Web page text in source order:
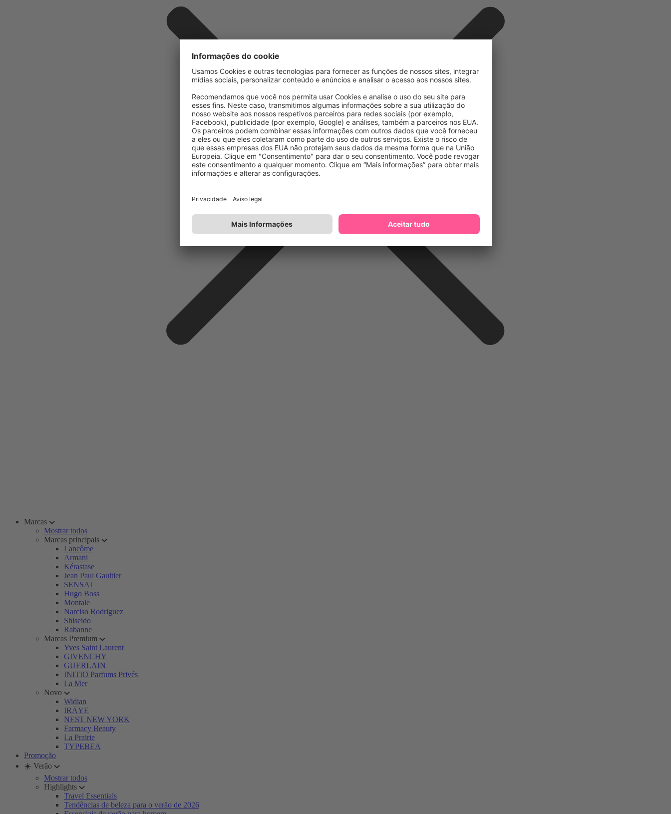
Marcas
Mostrar todos
Marcas principais
Lancôme
Armani
Kérastase
Jean Paul Gaultier
SENSAI
Hugo Boss
Montale
Narciso Rodriguez
Shiseido
Rabanne
Marcas Premium
Yves Saint Laurent
GIVENCHY
GUERLAIN
INITIO Parfums Privés
La Mer
Novo
Widian
IRÄYE
NEST NEW YORK
Farmacy Beauty
La Prairie
TYPEBEA
Promoção
☀️ Verão
Mostrar todos
Highlights
Travel Essentials
Tendências de beleza para o verão de 2026